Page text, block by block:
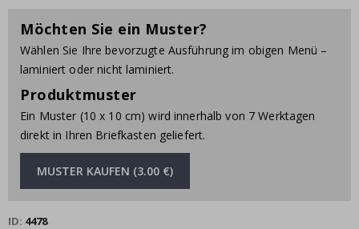
Möchten Sie ein Muster?
Wählen Sie Ihre bevorzugte Ausführung im obigen Menü –
laminiert oder nicht laminiert.
Produktmuster
Ein Muster (10 x 10 cm) wird innerhalb von 7 Werktagen
direkt in Ihren Briefkasten geliefert.
MUSTER KAUFEN (3.00 €)
ID 4478